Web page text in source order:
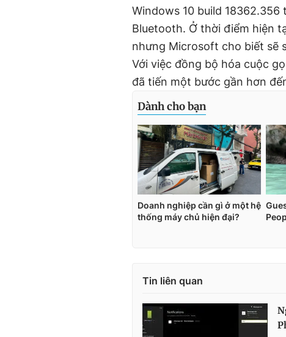
Windows 10 build
Bluetooth. Ở thời điểm hiện
nhưng Microsoft cho biết sẽ
Với việc đồng bộ hóa cuộc
đã tiến một bước gần hơn
Tin liên quan